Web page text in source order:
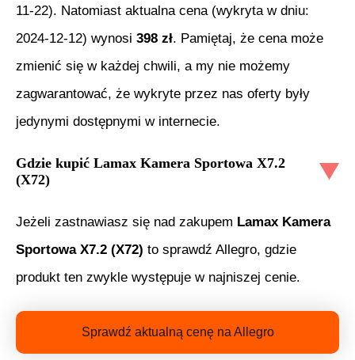
11-22). Natomiast aktualna cena (wykryta w dniu:
2024-12-12) wynosi 398 zł. Pamiętaj, że cena może
zmienić się w każdej chwili, a my nie możemy
zagwarantować, że wykryte przez nas oferty były
jedynymi dostępnymi w internecie.
Gdzie kupić Lamax Kamera Sportowa X7.2
(X72)
Jeżeli zastnawiasz się nad zakupem Lamax Kamera
Sportowa X7.2 (X72) to sprawdź Allegro, gdzie
produkt ten zwykle występuje w najniszej cenie.
Sprawdź aktualną cenę na Allegro